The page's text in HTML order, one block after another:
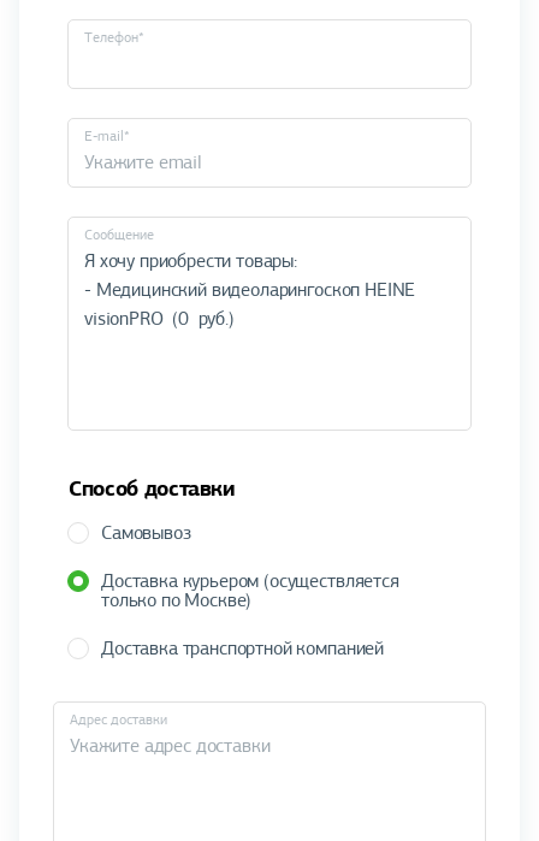
Телефон*
E-mail*
Cообщение
Способ доставки
Самовывоз
Доставка курьером (осуществляется
только по Москве)
Доставка транспортной компанией
Адрес доставки